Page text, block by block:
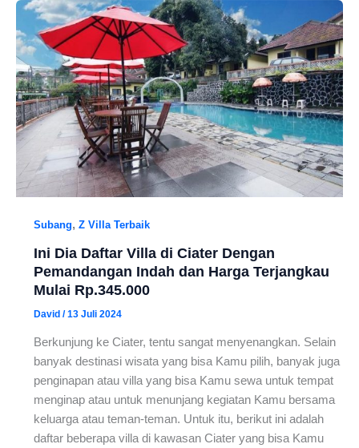
Subang, Z Villa Terbaik
Ini Dia Daftar Villa di Ciater Dengan
Pemandangan Indah dan Harga Terjangkau
Mulai Rp.345.000
David /13 Juli 2024
Berkunjung ke Ciater, tentu sangat menyenangkan. Selain
banyak destinasi wisata yang bisa Kamu pilih, banyak juga
penginapan atau villa yang bisa Kamu sewa untuk tempat
menginap atau untuk menunjang kegiatan Kamu bersama
keluarga atau teman-teman. Untuk itu, berikut ini adalah
daftar beberapa villa di kawasan Ciater yang bisa Kamu